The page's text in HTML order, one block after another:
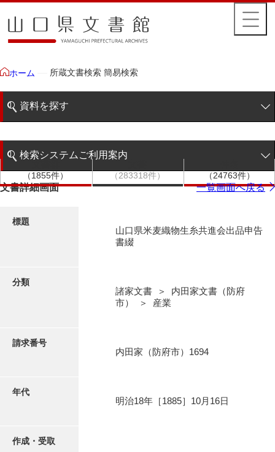
ホーム 所蔵文書検索 簡易検索
資料を探す
階層検索
写真・絵はがき
高画質画像ダウンロード
検索システムご利用案内
検索システムの利用について
（1855件）
（283318件）
（24763件）
文書詳細画面 一覧画面へ戻る
標題
山口県米麦織物生糸共進会出品申告
書綴
分類
諸家文書 ＞ 内田家文書（防府
市） ＞ 産業
請求番号
内田家（防府市）1694
年代
明治18年［1885］10月16日
作成・受取